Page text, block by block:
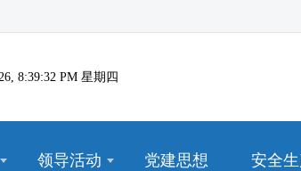
8:39:32 PM 星期四
领导活动 党建思想 安全